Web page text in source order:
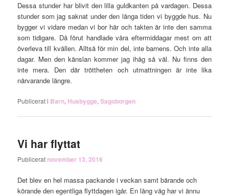
Dessa stunder har blivit den lilla guldkanten på vardagen. Dessa
stunder som jag saknat under den långa tiden vi byggde hus. Nu
bygger vi vidare medan vi bor här och takten är inte den samma
som tidigare. Då förut handlade våra eftermiddagar mest om att
överleva till kvällen. Alltså för min del, inte barnens. Och inte alla
dagar. Men den känslan kommer jag ihåg så väl. Nu finns den
inte mera. Den där tröttheten och utmattningen är inte lika
närvarande längre.
Publicerat i Barn, Husbygge,Sagoborgen
Vi har flyttat
Publicerat november 13, 2016
Det blev en hel massa packande i veckan samt bärande och
körande den egentliga flyttdagen igår. En lång väg har vi ännu